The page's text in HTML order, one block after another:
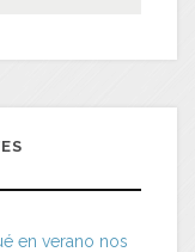
en verano nos